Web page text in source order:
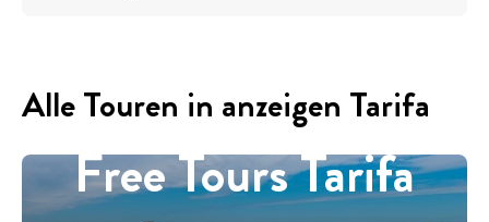
Alle Touren in anzeigen Tarifa
Free Tours Tarifa